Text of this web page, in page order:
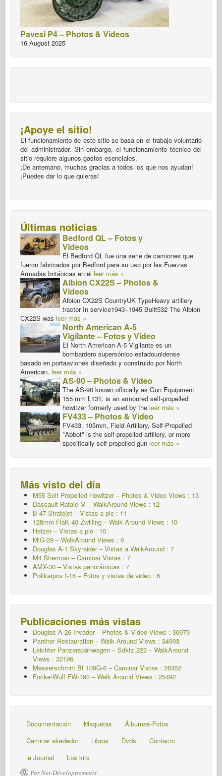
Pavesi P4 – Photos & Videos
16 August 2025
¡Apoye el sitio!
El funcionamiento de este sitio se basa en el trabajo voluntario
del administrador. Sin embargo, el funcionamiento técnico del
sitio requiere algunos gastos esenciales.
¡De antemano, muchas gracias a todos los que nos ayudan!
¡Puedes dar lo que quieras!
Últimas noticias
Bedford QL – Fotos y
Videos
El Bedford QL fue una serie de camiones que
fueron fabricados por Bedford para su uso por las Fuerzas
Armadas británicas en el leer más »
Albion CX22S – Photos &
Videos
Albion CX22S CountryUK TypeHeavy artillery
tractor In service1943–1945 Built532 The Albion
CX22S was leer más »
North American A-5
Vigilante – Fotos y Video
El North American A-5 Vigilante es un
bombardero supersónico estadounidense
basado en portaaviones diseñado y construido por North
American. leer más »
AS-90 – Photos & Video
The AS-90 known officially as Gun Equipment
155 mm L131, is an armoured self-propelled
howitzer formerly used by the leer más »
FV433 – Photos & Video
FV433, 105mm, Field Artillery, Self-Propelled
"Abbot" is the self-propelled artillery, or more
specifically self-propelled gun leer más »
Más visto del día
M55 Self Propelled Howitzer – Photos & Video Views : 13
Dassault Rafale M – WalkAround Views : 12
B-47 Stratojet – Vistas a pie : 11
128mm FlaK 40 Zwilling – Walk Around Views : 10
Hetzer – Vistas a pie : 10
MiG-29 – WalkAround Views : 9
Douglas A-1 Skyraider – Vistas a WalkAround : 7
M4 Sherman – CaminarVistas : 7
AMX-30 – Vistas panorámicas : 7
Polikarpov I-16 – Fotos y vistas de video : 6
Publicaciones más vistas
Douglas A-26 Invader – Photos & Video Views : 36979
Panther Restauration – Walk Around Views : 34993
Leichter Panzerspähwagen – Sdkfz.222 – WalkAround
Views : 32196
Messerschmitt Bf 109G-6 – CaminarVistas : 26352
Focke-Wulf FW-190 – Walk Around Views : 25492
Documentación Maquetas
Álbumes-Fotos
Caminar alrededor
Libros Dvds
Contacto
le Journal
Los kits
Por Net-Développements